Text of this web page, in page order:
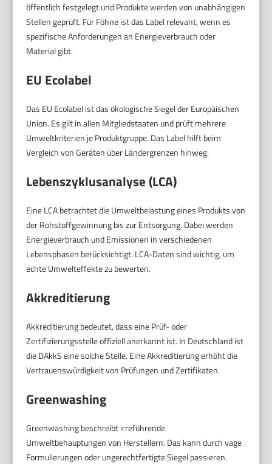
öffentlich festgelegt und Produkte werden von unabhängigen
Stellen geprüft. Für Föhne ist das Label relevant, wenn es
spezifische Anforderungen an Energieverbrauch oder
Material gibt.
EU Ecolabel
Das EU Ecolabel ist das ökologische Siegel der Europäischen
Union. Es gilt in allen Mitgliedstaaten und prüft mehrere
Umweltkriterien je Produktgruppe. Das Label hilft beim
Vergleich von Geräten über Ländergrenzen hinweg.
Lebenszyklusanalyse (LCA)
Eine LCA betrachtet die Umweltbelastung eines Produkts von
der Rohstoffgewinnung bis zur Entsorgung. Dabei werden
Energieverbrauch und Emissionen in verschiedenen
Lebensphasen berücksichtigt. LCA-Daten sind wichtig, um
echte Umwelteffekte zu bewerten.
Akkreditierung
Akkreditierung bedeutet, dass eine Prüf- oder
Zertifizierungsstelle offiziell anerkannt ist. In Deutschland ist
die DAkkS eine solche Stelle. Eine Akkreditierung erhöht die
Vertrauenswürdigkeit von Prüfungen und Zertifikaten.
Greenwashing
Greenwashing beschreibt irreführende
Umweltbehauptungen von Herstellern. Das kann durch vage
Formulierungen oder ungerechtfertigte Siegel passieren.